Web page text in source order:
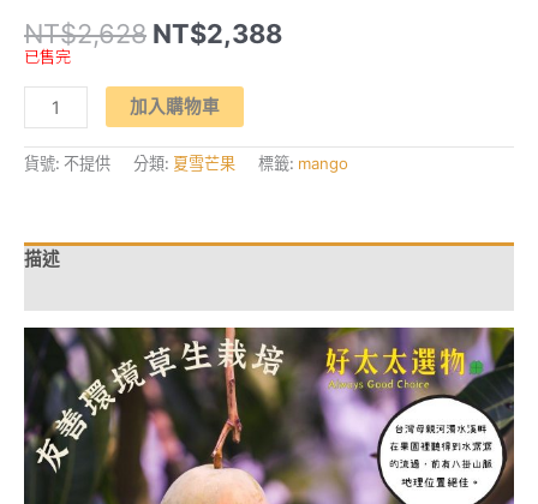
NT$2,628 原
始
格：
NT$2,628。
NT$2,388目
前
已售完
【夏
的
奇
蹟】
「夏
5
台
6~7
顆
加入購物車
貨號: 不提供 分類: 夏雪芒果 標籤: mango
描述